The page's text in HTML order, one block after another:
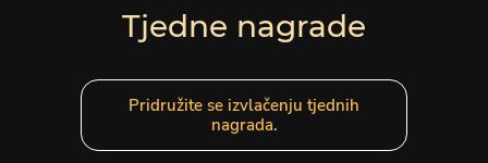
Tjedne nagrade
Pridružite se izvlačenju tjednih
nagrada.